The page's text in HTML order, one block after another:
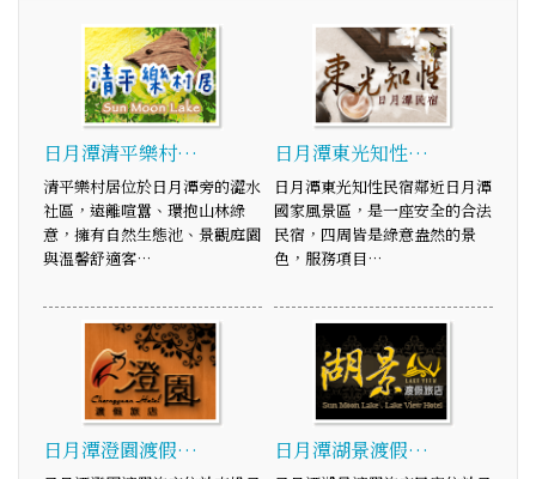
日月潭清平樂村…
清平樂村居位於日月潭旁的澀水
社區，遠離喧囂、環抱山林綠
意，擁有自然生態池、景觀庭園
與溫馨舒適客…
日月潭東光知性…
日月潭東光知性民宿鄰近日月潭
國家風景區，是一座安全的合法
民宿，四周皆是綠意盎然的景
色，服務項目…
日月潭澄園渡假… 日月潭湖景渡假…